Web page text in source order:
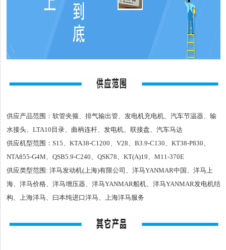
供应产品范围：软管夹箍、排气输出管、发电机充电机、汽车节温器、输
水接头、LTA10目录、曲柄连杆、发电机、联接盘、汽车马达
供应机型范围：S15、KTA38-C1200、V28、B3.9-C130、KT38-P830、
NTA855-G4M、QSB5.9-C240、QSK78、KT(A)19、M11-370E
供应类型范围: 洋马发动机(上海)有限公司、洋马YANMAR中国、洋马上
海、洋马价格、洋马增压器、洋马YANMAR船机、洋马YANMAR发电机结
构、上海洋马、曰本纯进口洋马、上海洋马服务